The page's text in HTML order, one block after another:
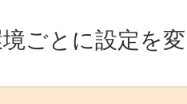
ごとに設定を